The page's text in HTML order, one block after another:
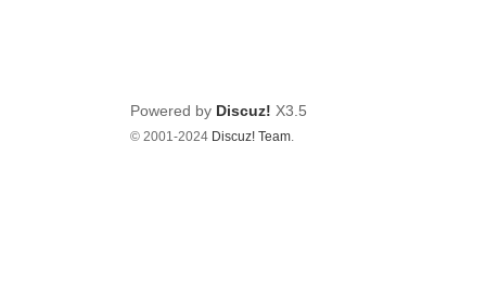
Powered by Discuz! X3.5
© 2001-2024 Discuz! Team.